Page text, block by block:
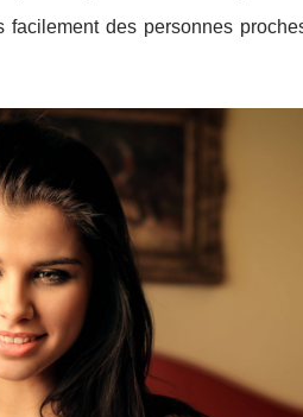
facilement des personnes